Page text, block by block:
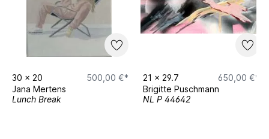
30 x 20
500,00 €*
Jana Mertens
Lunch Break
21 x 29.7
650,00 €*
Brigitte Puschmann
NL P 44642